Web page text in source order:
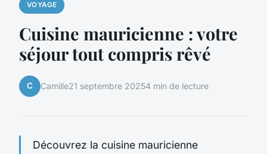
VOYAGE
Cuisine mauricienne : votre
séjour tout compris rêvé
C Camille21 septembre 20254 min de lecture
Découvrez la cuisine mauricienne